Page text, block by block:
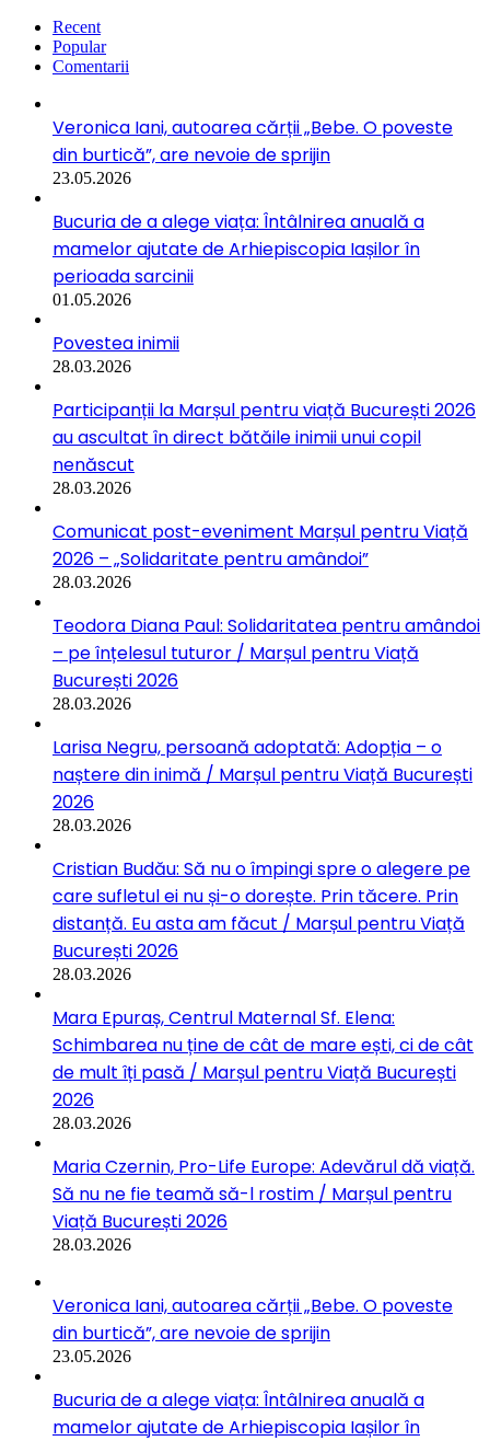
Recent
Popular
Comentarii
Veronica Iani, autoarea cărții „Bebe. O poveste
din burtică”, are nevoie de sprijin
23.05.2026
Bucuria de a alege viața: Întâlnirea anuală a
mamelor ajutate de Arhiepiscopia Iașilor în
perioada sarcinii
01.05.2026
Povestea inimii
28.03.2026
Participanții la Marșul pentru viață București 2026
au ascultat în direct bătăile inimii unui copil
nenăscut
28.03.2026
Comunicat post-eveniment Marșul pentru Viață
2026 – „Solidaritate pentru amândoi”
28.03.2026
Teodora Diana Paul: Solidaritatea pentru amândoi
– pe înțelesul tuturor / Marșul pentru Viață
București 2026
28.03.2026
Larisa Negru, persoană adoptată: Adopția – o
naștere din inimă / Marșul pentru Viață București
2026
28.03.2026
Cristian Budău: Să nu o împingi spre o alegere pe
care sufletul ei nu și-o dorește. Prin tăcere. Prin
distanță. Eu asta am făcut / Marșul pentru Viață
București 2026
28.03.2026
Mara Epuraș, Centrul Maternal Sf. Elena:
Schimbarea nu ține de cât de mare ești, ci de cât
de mult îți pasă / Marșul pentru Viață București
2026
28.03.2026
Maria Czernin, Pro-Life Europe: Adevărul dă viață.
Să nu ne fie teamă să-l rostim / Marșul pentru
Viață București 2026
28.03.2026
Veronica Iani, autoarea cărții „Bebe. O poveste
din burtică”, are nevoie de sprijin
23.05.2026
Bucuria de a alege viața: Întâlnirea anuală a
mamelor ajutate de Arhiepiscopia Iașilor în